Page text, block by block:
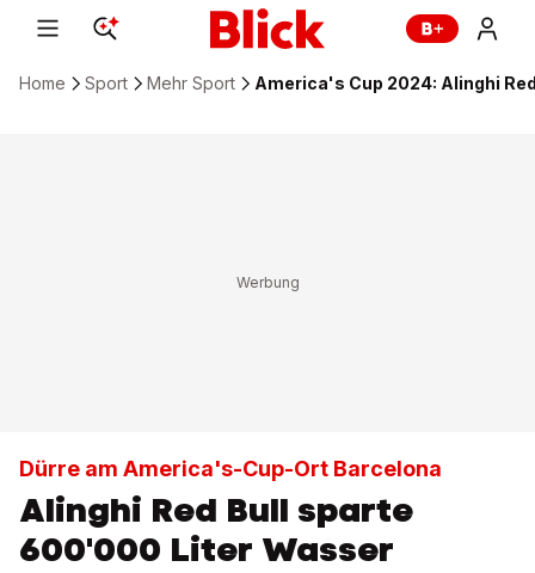
Home Sport Mehr Sport America's Cup 2024: Alinghi
Dürre am America's-Cup-Ort Barcelona
Alinghi Red Bull sparte
600'000 Liter Wasser